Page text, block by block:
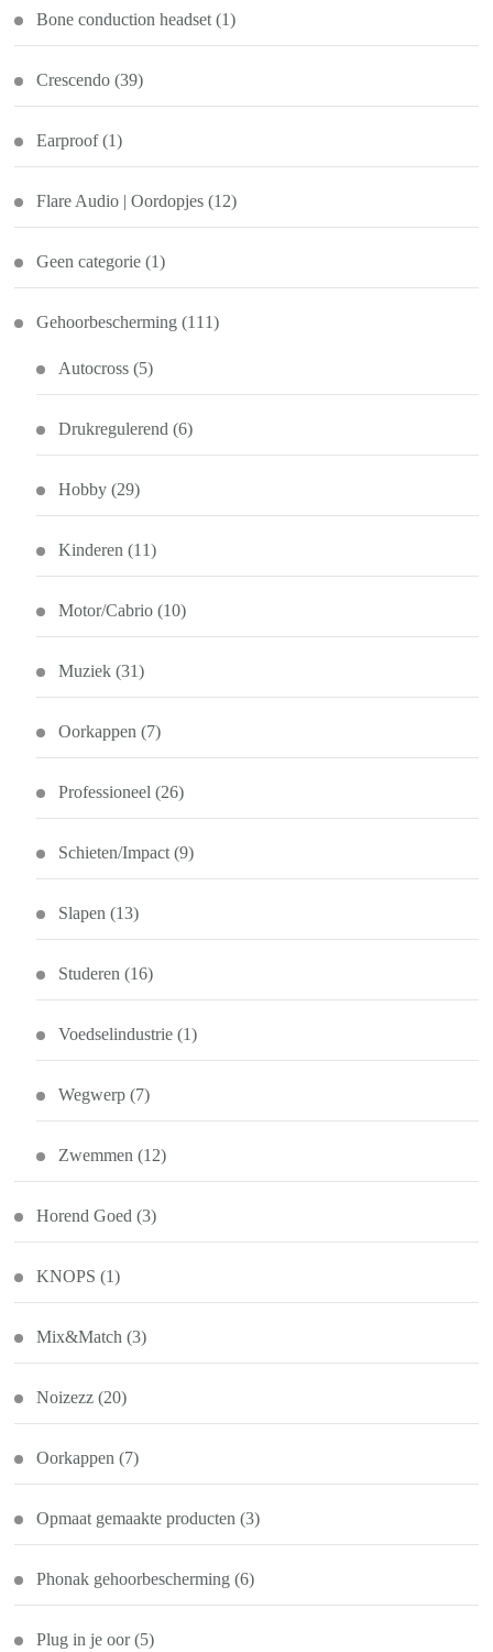
Bone conduction headset (1)
Crescendo (39)
Earproof (1)
Flare Audio | Oordopjes (12)
Geen categorie (1)
Gehoorbescherming (111)
Autocross (5)
Drukregulerend (6)
Hobby (29)
Kinderen (11)
Motor/Cabrio (10)
Muziek (31)
Oorkappen (7)
Professioneel (26)
Schieten/Impact (9)
Slapen (13)
Studeren (16)
Voedselindustrie (1)
Wegwerp (7)
Zwemmen (12)
Horend Goed (3)
KNOPS (1)
Mix&Match (3)
Noizezz (20)
Oorkappen (7)
Opmaat gemaakte producten (3)
Phonak gehoorbescherming (6)
Plug in je oor (5)